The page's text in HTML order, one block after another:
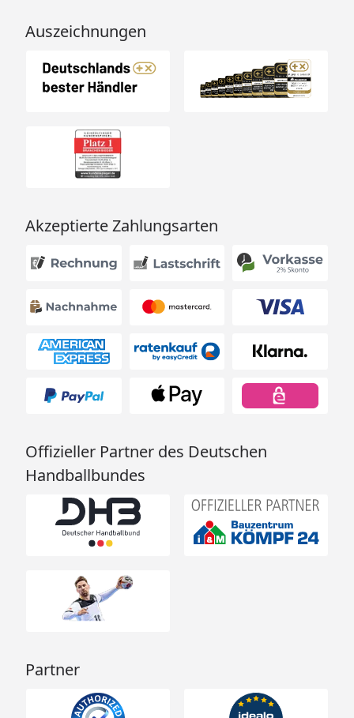
Auszeichnungen
Akzeptierte Zahlungsarten
Offizieller Partner des Deutschen
Handballbundes
Partner